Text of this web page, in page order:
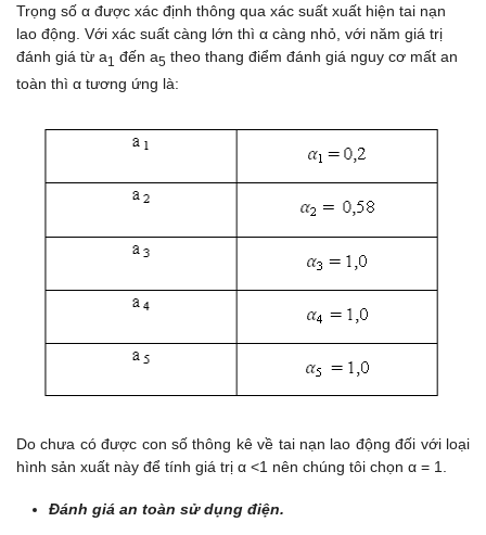
Trọng số α được xác định thông qua xác suất xuất hiện tai nạn
lao động. Với xác suất càng lớn thì α càng nhỏ, với năm giá trị
đánh giá từ a1 đến a5 theo thang điểm đánh giá nguy cơ mất an
toàn thì α tương ứng là:
Do chưa có được con số thông kê về tai nạn lao động đối với loại
hình sản xuất này để tính giá trị α <1 nên chúng tôi chọn α = 1.
Đánh giá an toàn sử dụng điện.